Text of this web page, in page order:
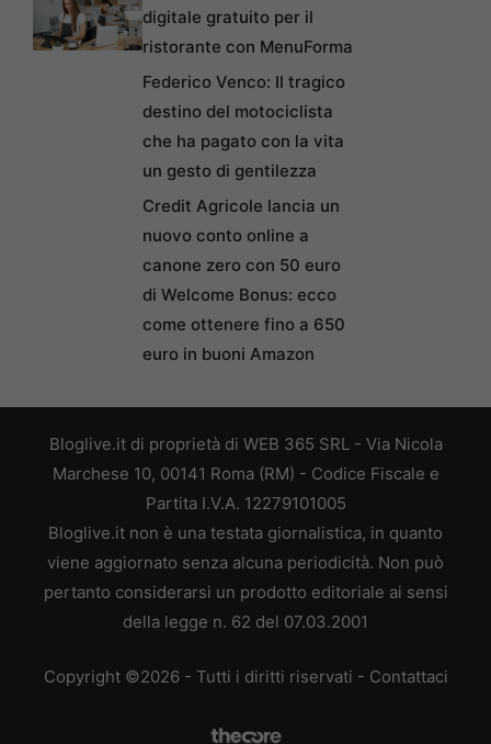
digitale gratuito per il
ristorante con MenuForma
Federico Venco: Il tragico
destino del motociclista
che ha pagato con la vita
un gesto di gentilezza
Credit Agricole lancia un
nuovo conto online a
canone zero con 50 euro
di Welcome Bonus: ecco
come ottenere fino a 650
euro in buoni Amazon
Bloglive.it di proprietà di WEB 365 SRL - Via Nicola
Marchese 10, 00141 Roma (RM) - Codice Fiscale e
Partita I.V.A. 12279101005
Bloglive.it non è una testata giornalistica, in quanto
viene aggiornato senza alcuna periodicità. Non può
pertanto considerarsi un prodotto editoriale ai sensi
della legge n. 62 del 07.03.2001
Copyright ©2026 - Tutti i diritti riservati - Contattaci